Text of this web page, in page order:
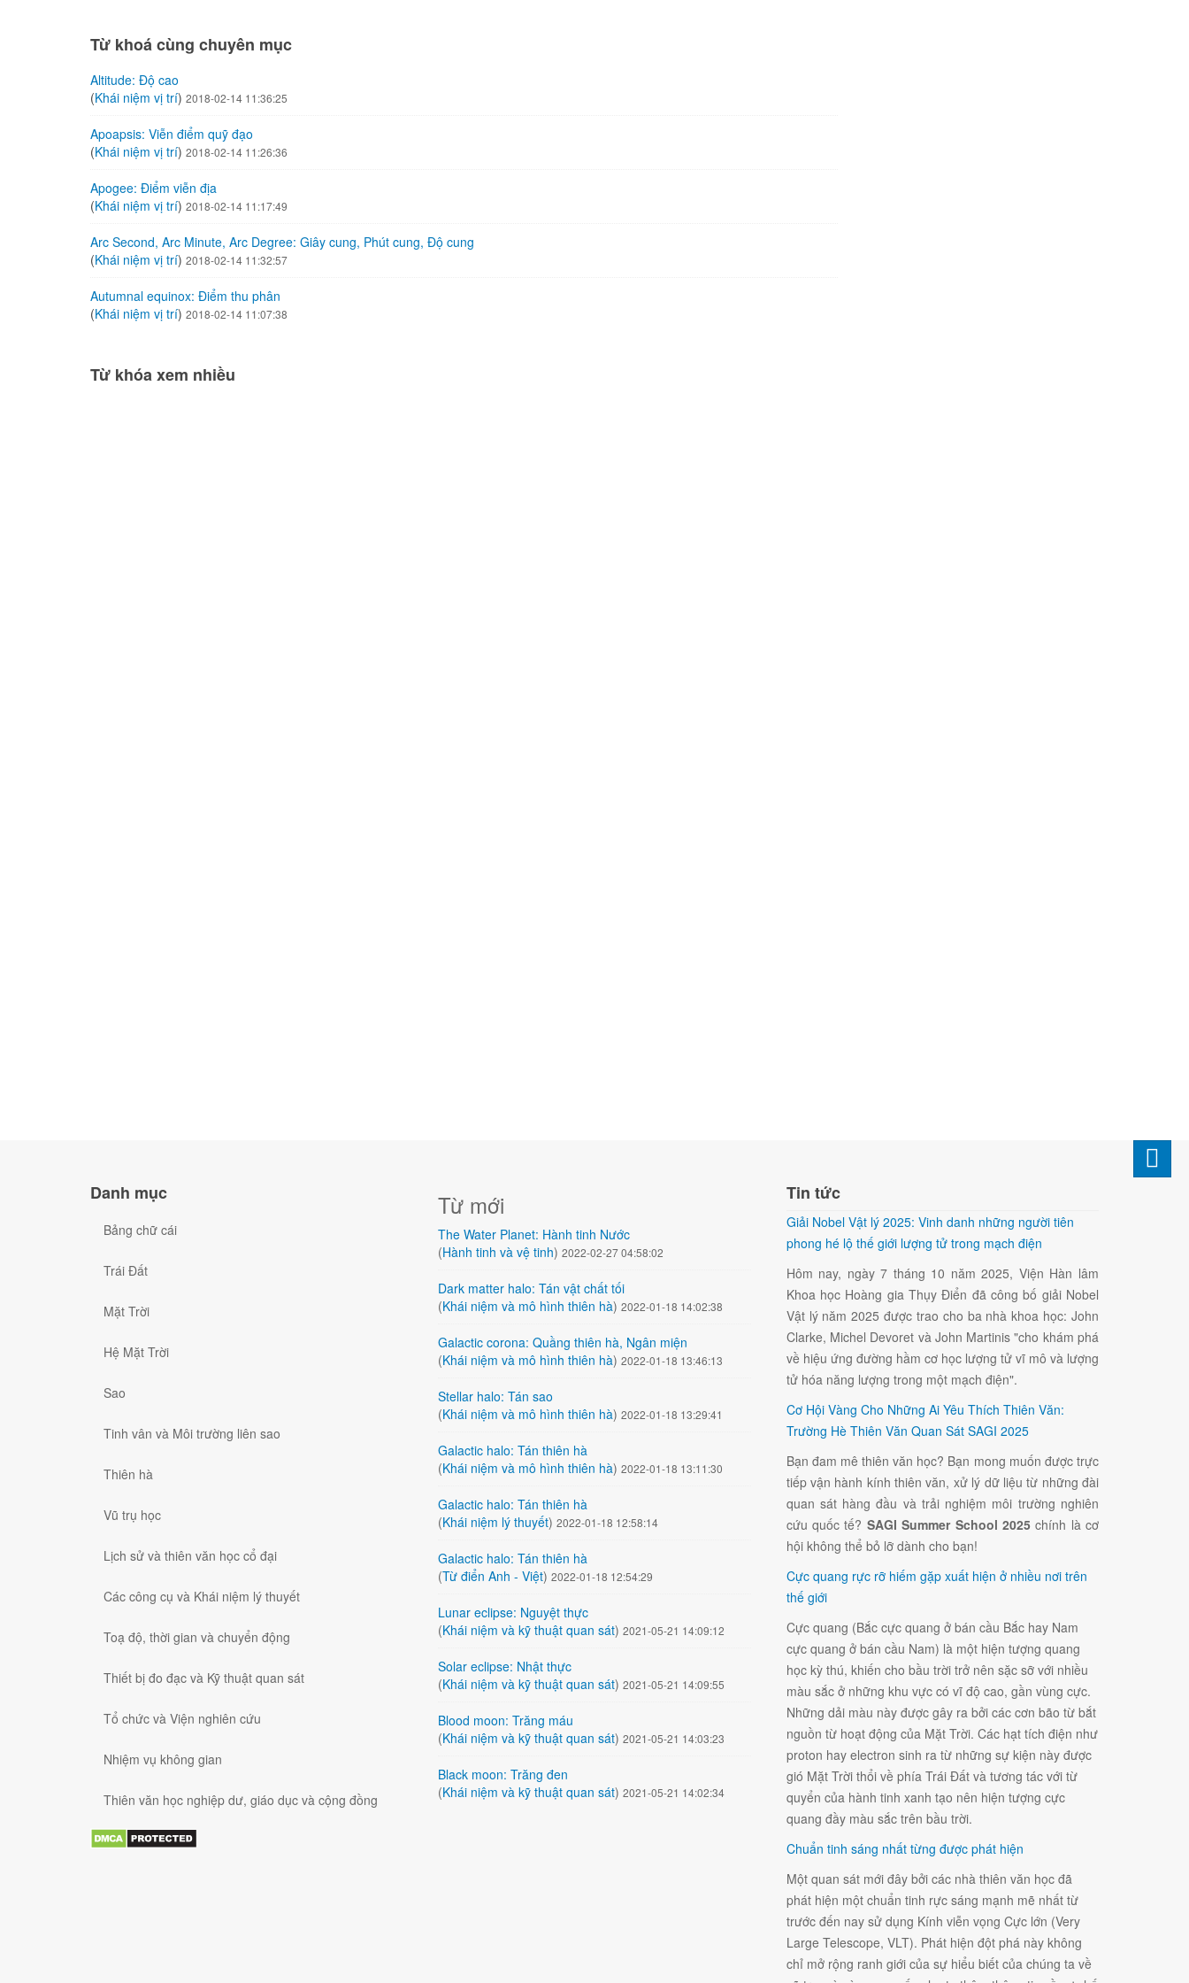
Từ khoá cùng chuyên mục
Altitude: Độ cao
(Khái niệm vị trí) 2018-02-14 11:36:25
Apoapsis: Viễn điểm quỹ đạo
(Khái niệm vị trí) 2018-02-14 11:26:36
Apogee: Điểm viễn địa
(Khái niệm vị trí) 2018-02-14 11:17:49
Arc Second, Arc Minute, Arc Degree: Giây cung, Phút cung, Độ cung
(Khái niệm vị trí) 2018-02-14 11:32:57
Autumnal equinox: Điểm thu phân
(Khái niệm vị trí) 2018-02-14 11:07:38
Từ khóa xem nhiều
Danh mục
Bảng chữ cái
Trái Đất
Mặt Trời
Hệ Mặt Trời
Sao
Tinh vân và Môi trường liên sao
Thiên hà
Vũ trụ học
Lịch sử và thiên văn học cổ đại
Các công cụ và Khái niệm lý thuyết
Toạ độ, thời gian và chuyển động
Thiết bị đo đạc và Kỹ thuật quan sát
Tổ chức và Viện nghiên cứu
Nhiệm vụ không gian
Thiên văn học nghiệp dư, giáo dục và cộng đồng
Từ mới
The Water Planet: Hành tinh Nước
(Hành tinh và vệ tinh)2022-02-27 04:58:02
Dark matter halo: Tán vật chất tối
(Khái niệm và mô hình thiên hà)2022-01-18 14:02:38
Galactic corona: Quầng thiên hà, Ngân miện
(Khái niệm và mô hình thiên hà)2022-01-18 13:46:13
Stellar halo: Tán sao
(Khái niệm và mô hình thiên hà)2022-01-18 13:29:41
Galactic halo: Tán thiên hà
(Khái niệm và mô hình thiên hà)2022-01-18 13:11:30
Galactic halo: Tán thiên hà
(Khái niệm lý thuyết)2022-01-18 12:58:14
Galactic halo: Tán thiên hà
(Từ điển Anh - Việt)2022-01-18 12:54:29
Lunar eclipse: Nguyệt thực
(Khái niệm và kỹ thuật quan sát)2021-05-21 14:09:12
Solar eclipse: Nhật thực
(Khái niệm và kỹ thuật quan sát)2021-05-21 14:09:55
Blood moon: Trăng máu
(Khái niệm và kỹ thuật quan sát)2021-05-21 14:03:23
Black moon: Trăng đen
(Khái niệm và kỹ thuật quan sát)2021-05-21 14:02:34
Tin tức
Giải Nobel Vật lý 2025: Vinh danh những người tiên
phong hé lộ thế giới lượng tử trong mạch điện
Hôm nay, ngày 7 tháng 10 năm 2025, Viện Hàn lâm
Khoa học Hoàng gia Thụy Điển đã công bố giải Nobel
Vật lý năm 2025 được trao cho ba nhà khoa học: John
Clarke, Michel Devoret và John Martinis "cho khám phá
về hiệu ứng đường hầm cơ học lượng tử vĩ mô và lượng
tử hóa năng lượng trong một mạch điện".
Cơ Hội Vàng Cho Những Ai Yêu Thích Thiên Văn:
Trường Hè Thiên Văn Quan Sát SAGI 2025
Bạn đam mê thiên văn học? Bạn mong muốn được trực
tiếp vận hành kính thiên văn, xử lý dữ liệu từ những đài
quan sát hàng đầu và trải nghiệm môi trường nghiên
cứu quốc tế? SAGI Summer School 2025chính là cơ
hội không thể bỏ lỡ dành cho bạn!
Cực quang rực rỡ hiếm gặp xuất hiện ở nhiều nơi trên
thế giới
Cực quang (Bắc cực quang ở bán cầu Bắc hay Nam
cực quang ở bán cầu Nam) là một hiện tượng quang
học kỳ thú, khiến cho bầu trời trở nên sặc sỡ với nhiều
màu sắc ở những khu vực có vĩ độ cao, gần vùng cực.
Những dải màu này được gây ra bởi các cơn bão từ bắt
nguồn từ hoạt động của Mặt Trời. Các hạt tích điện như
proton hay electron sinh ra từ những sự kiện này được
gió Mặt Trời thổi về phía Trái Đất và tương tác với từ
quyển của hành tinh xanh tạo nên hiện tượng cực
quang đầy màu sắc trên bầu trời.
Chuẩn tinh sáng nhất từng được phát hiện
Một quan sát mới đây bởi các nhà thiên văn học đã
phát hiện một chuẩn tinh rực sáng mạnh mẽ nhất từ
trước đến nay sử dụng Kính viễn vọng Cực lớn (Very
Large Telescope, VLT). Phát hiện đột phá này không
chỉ mở rộng ranh giới của sự hiểu biết của chúng ta về